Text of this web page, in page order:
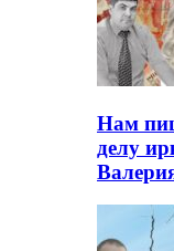
Нам
делу